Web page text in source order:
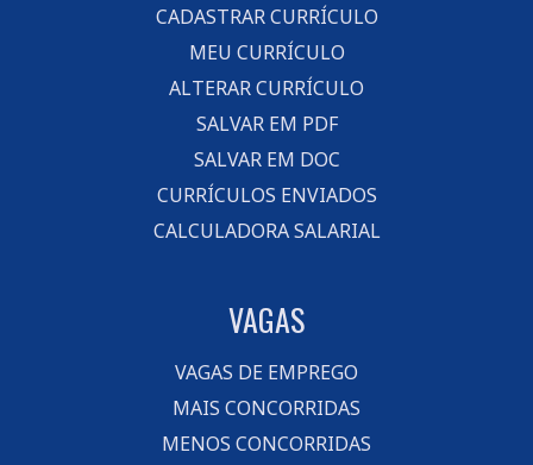
CADASTRAR CURRÍCULO
MEU CURRÍCULO
ALTERAR CURRÍCULO
SALVAR EM PDF
SALVAR EM DOC
CURRÍCULOS ENVIADOS
CALCULADORA SALARIAL
VAGAS
VAGAS DE EMPREGO
MAIS CONCORRIDAS
MENOS CONCORRIDAS